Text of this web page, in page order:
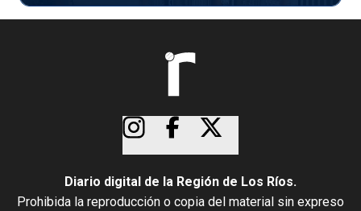
Diario digital de la Región de Los Ríos.
Prohibida la reproducción o copia del material sin expreso